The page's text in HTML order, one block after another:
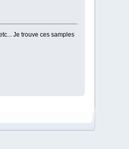
Je trouve ces samples